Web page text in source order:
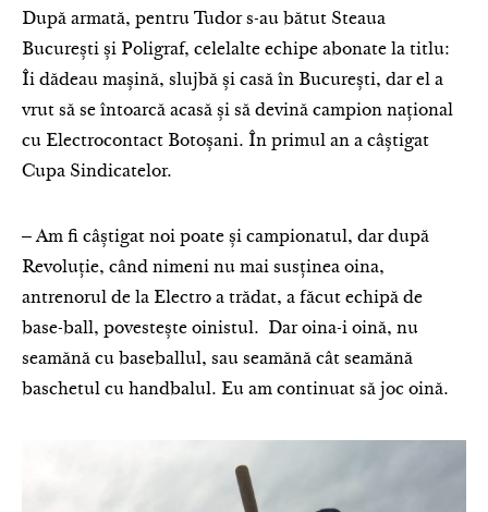
După armată, pentru Tudor s-au bătut Steaua
București și Poligraf, celelalte echipe abonate la titlu:
Îi dădeau mașină, slujbă și casă în București, dar el a
vrut să se întoarcă acasă și să devină campion național
cu Electrocontact Botoșani. În primul an a câștigat
Cupa Sindicatelor.
‒ Am fi câștigat noi poate și campionatul, dar după
Revoluție, când nimeni nu mai susținea oina,
antrenorul de la Electro a trădat, a făcut echipă de
base-ball, povestește oinistul. Dar oina-i oină, nu
seamănă cu baseballul, sau seamănă cât seamănă
baschetul cu handbalul. Eu am continuat să joc oină.